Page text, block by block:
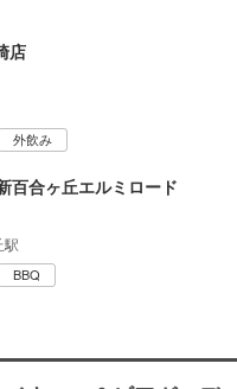
店
外飲み
百合ヶ丘エルミロード
駅
BBQ